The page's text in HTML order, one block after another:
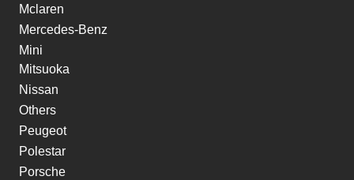
Mclaren
Mercedes-Benz
Mini
Mitsuoka
Nissan
Others
Peugeot
Polestar
Porsche